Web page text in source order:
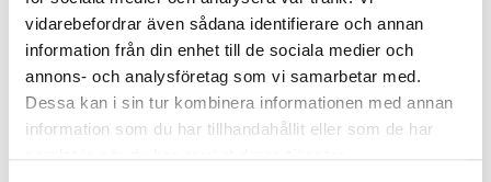
vidarebefordrar även sådana identifierare och annan
information från din enhet till de sociala medier och
annons- och analysföretag som vi samarbetar med.
Dessa kan i sin tur kombinera informationen med annan
information som du har tillhandahållit eller som de har
samlat in när du har använt deras tjänster.
Budgivare #3
Slutpris:
80 000kr
14
Orion
Hingst
Far: Orlando Vici